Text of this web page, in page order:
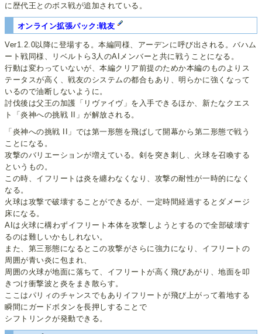
に歴代王とのボス戦が追加されている。
オンライン拡張パック:戦友
Ver1.2.0以降に登場する。本編同様、アーデンに呼び出される。バハム
ート戦同様、リベルトら3人のAIメンバーと共に戦うことになる。
行動は変わっていないが、本編クリア前提のためか本編のものよりス
テータスが高く、戦友のシステムの都合もあり、明らかに強くなって
いるので油断しないように。
討伐後は父王の加護「リヴァイヴ」を入手できるほか、新たなクエス
ト「炎神への挑戦 II」が解放される。
「炎神への挑戦 II」では第一形態を飛ばして開幕から第二形態で戦う
ことになる。
攻撃のバリエーションが増えている。剣を突き刺し、火球を召喚する
というもの。
この時、イフリートは炎を纏わなくなり、攻撃の耐性が一時的になく
なる。
火球は攻撃で破壊することができるが、一定時間経過するとダメージ
床になる。
AIは火球に構わずイフリート本体を攻撃しようとするので全部破壊す
るのは難しいかもしれない。
また、第三形態になるとこの攻撃がさらに強力になり、イフリートの
周囲が青い炎に包まれ、
周囲の火球が地面に落ちて、イフリートが高く飛びあがり、地面を叩
きつけ衝撃波と炎をまき散らす。
ここはパリィのチャンスでもありイフリートが飛び上がって着地する
瞬間にガードボタンを長押しすることで
シフトリンクが発動できる。